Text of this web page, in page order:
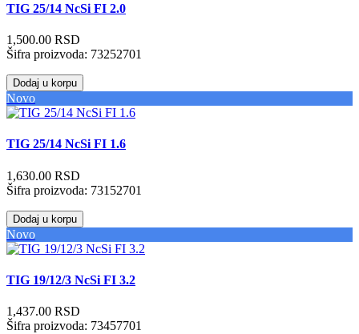
TIG 25/14 NcSi FI 2.0
1,500.00 RSD
Šifra proizvoda: 73252701
Dodaj u korpu
Novo
TIG 25/14 NcSi FI 1.6
1,630.00 RSD
Šifra proizvoda: 73152701
Dodaj u korpu
Novo
TIG 19/12/3 NcSi FI 3.2
1,437.00 RSD
Šifra proizvoda: 73457701